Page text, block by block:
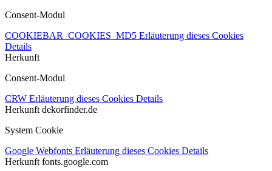
Consent-Modul
COOKIEBAR_COOKIES_MD5 Erläuterung dieses Cookies
Details
Herkunft
Consent-Modul
CRW Erläuterung dieses Cookies Details
Herkunft dekorfinder.de
System Cookie
Google Webfonts Erläuterung dieses Cookies Details
Herkunft fonts.google.com